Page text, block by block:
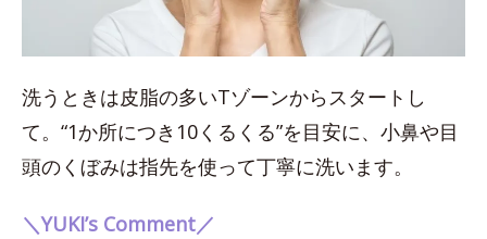
洗うときは皮脂の多いTゾーンからスタートし
て。“1か所につき10くるくる”を目安に、小鼻や目
頭のくぼみは指先を使って丁寧に洗います。
＼YUKI’s Comment／